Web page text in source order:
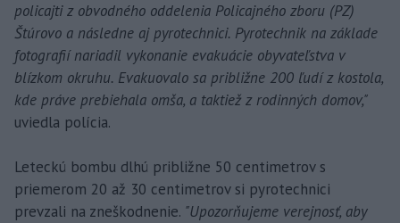
policajti z obvodného oddelenia Policajného zboru (PZ)
Štúrovo a následne aj pyrotechnici. Pyrotechnik na základe
fotografií nariadil vykonanie evakuácie obyvateľstva v
blízkom okruhu. Evakuovalo sa približne 200 ľudí z kostola,
kde práve prebiehala omša, a taktiež z rodinných domov,"
uviedla polícia.
Leteckú bombu dlhú približne 50 centimetrov s
priemerom 20 až 30 centimetrov si pyrotechnici
prevzali na zneškodnenie. "Upozorňujeme verejnosť, aby